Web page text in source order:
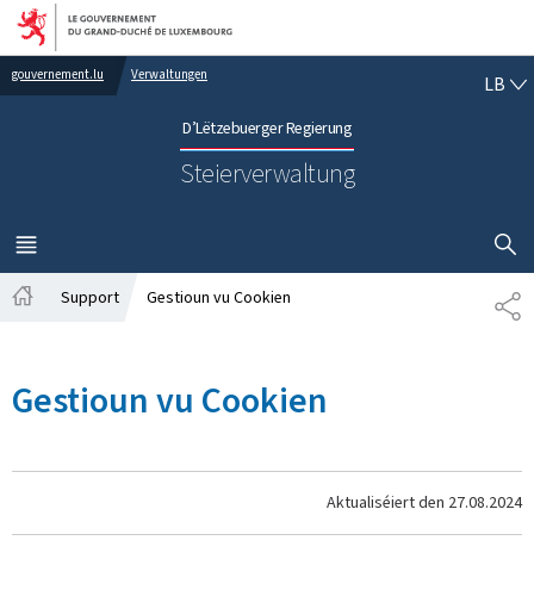
Bei den Haaptmenü goen
Bei den Inhalt goen
gouvernement.lu Verwaltungen
D’Lëtzebuerger Regierung
Steierverwaltung
LB
MENÜ
HAAPT-
SHOW
Support Gestioun vu Cookien
Gestioun vu Cookien
Aktualiséiert den 27.08.2024